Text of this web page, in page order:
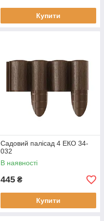
Купити
Садовий палісад 4 ЕКО 34-
032
В наявності
445 ₴
Купити